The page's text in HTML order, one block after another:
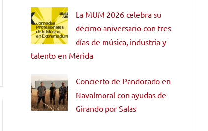
La MUM 2026 celebra su
décimo aniversario con tres
días de música, industria y
talento en Mérida
Concierto de Pandorado en
Navalmoral con ayudas de
Girando por Salas